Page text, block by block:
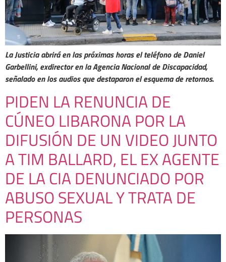
La Justicia abrirá en las próximas horas el teléfono de Daniel
Garbellini, exdirector en la Agencia Nacional de Discapacidad,
señalado en los audios que destaparon el esquema de retornos.
PIDEN LA RENUNCIA DE
CÚNEO LIBARONA POR LA
DIFUSIÓN DE UN VIDEO JUNTO
A TIM BALLARD, EL EX AGENTE
DE LA CIA DENUNCIADO POR
ABUSO SEXUAL Y TRATA DE
PERSONAS